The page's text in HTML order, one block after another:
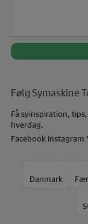
Følg Symaskine
Få syinspiration,
hverdag.
Facebook Instagram
Danmark